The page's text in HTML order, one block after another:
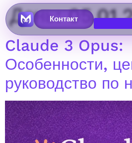
Контакт
День:
Claude 3 Opus:
Особенности,
руководство по